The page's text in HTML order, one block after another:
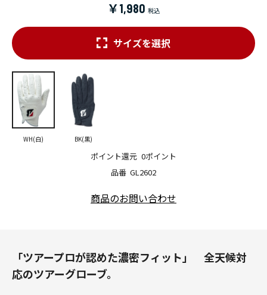
￥1,980
品番 GL2602
ポイント還元 0ポイント
サイズを選択
WH(白) BK(黒)
商品のお問い合わせ
「ツアープロが認めた濃密フィット」 全天候対
応のツアーグローブ。